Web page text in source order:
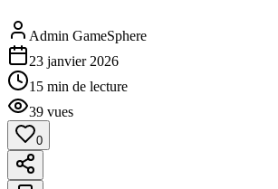
Admin GameSphere
23 janvier 2026
15 min de lecture
39 vues
0